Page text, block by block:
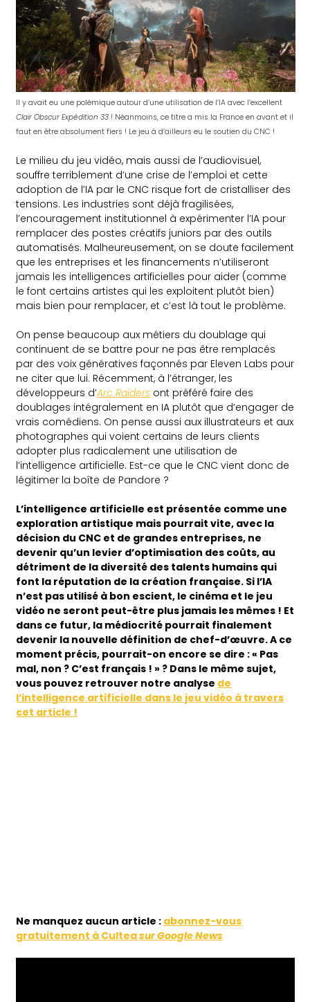
Il y avait eu une polémique autour d’une utilisation de l’IA avec l’excellent
Clair Obscur Expédition 33 ! Néanmoins, ce titre a mis la France en avant et il
faut en être absolument fiers ! Le jeu à d’ailleurs eu le soutien du CNC !
Le milieu du jeu vidéo, mais aussi de l’audiovisuel,
souffre terriblement d’une crise de l’emploi et cette
adoption de l’IA par le CNC risque fort de cristalliser des
tensions. Les industries sont déjà fragilisées,
l’encouragement institutionnel à expérimenter l’IA pour
remplacer des postes créatifs juniors par des outils
automatisés. Malheureusement, on se doute facilement
que les entreprises et les financements n’utiliseront
jamais les intelligences artificielles pour aider (comme
le font certains artistes qui les exploitent plutôt bien)
mais bien pour remplacer, et c’est là tout le problème.
On pense beaucoup aux métiers du doublage qui
continuent de se battre pour ne pas être remplacés
par des voix génératives façonnés par Eleven Labs pour
ne citer que lui. Récemment, à l’étranger, les
développeurs d’Arc Raiders ont préféré faire des
doublages intégralement en IA plutôt que d’engager de
vrais comédiens. On pense aussi aux illustrateurs et aux
photographes qui voient certains de leurs clients
adopter plus radicalement une utilisation de
l’intelligence artificielle. Est-ce que le CNC vient donc de
légitimer la boîte de Pandore ?
L’intelligence artificielle est présentée comme une
exploration artistique mais pourrait vite, avec la
décision du CNC et de grandes entreprises, ne
devenir qu’un levier d’optimisation des coûts, au
détriment de la diversité des talents humains qui
font la réputation de la création française. Si l’IA
n’est pas utilisé à bon escient, le cinéma et le jeu
vidéo ne seront peut-être plus jamais les mêmes ! Et
dans ce futur, la médiocrité pourrait finalement
devenir la nouvelle définition de chef-d’œuvre. A ce
moment précis, pourrait-on encore se dire : « Pas
mal, non ? C’est français ! » ? Dans le même sujet,
vous pouvez retrouver notre analyse de
l’intelligence artificielle dans le jeu vidéo à travers
cet article !
Ne manquez aucun article : abonnez-vous
gratuitement à Culteasur Google News